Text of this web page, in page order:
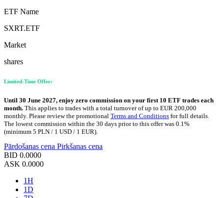
ETF Name
SXRT.ETF
Market
shares
Limited-Time Offer:
Until 30 June 2027, enjoy zero commission on your first 10 ETF trades each
month. This applies to trades with a total turnover of up to EUR 200,000
monthly. Please review the promotional Terms and Conditions for full details.
The lowest commission within the 30 days prior to this offer was 0.1%
(minimum 5 PLN / 1 USD / 1 EUR).
Pārdošanas cena Pirkšanas cena
BID 0.0000
ASK 0.0000
1H
1D